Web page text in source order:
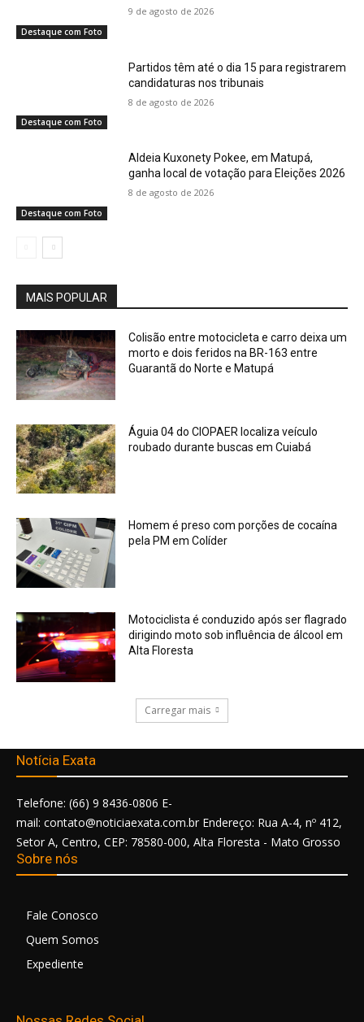
Destaque com Foto
9 de agosto de 2026
Destaque com Foto
Partidos têm até o dia 15 para registrarem
candidaturas nos tribunais
8 de agosto de 2026
Destaque com Foto
Aldeia Kuxonety Pokee, em Matupá,
ganha local de votação para Eleições 2026
8 de agosto de 2026
MAIS POPULAR
Colisão entre motocicleta e carro deixa um
morto e dois feridos na BR-163 entre
Guarantã do Norte e Matupá
Águia 04 do CIOPAER localiza veículo
roubado durante buscas em Cuiabá
Homem é preso com porções de cocaína
pela PM em Colíder
Motociclista é conduzido após ser flagrado
dirigindo moto sob influência de álcool em
Alta Floresta
Carregar mais
Notícia Exata
Telefone: (66) 9 8436-0806 E-
mail: contato@noticiaexata.com.br Endereço: Rua A-4, nº 412,
Setor A, Centro, CEP: 78580-000, Alta Floresta - Mato Grosso
Sobre nós
Fale Conosco
Quem Somos
Expediente